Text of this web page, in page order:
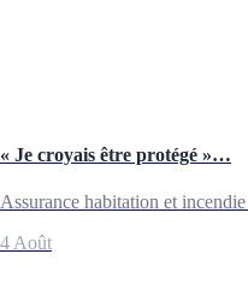
« Je croyais être protégé »…
Assurance habitation et
4 Août